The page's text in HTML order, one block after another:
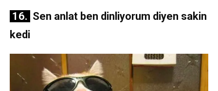
16. Sen anlat ben dinliyorum diyen sakin
kedi